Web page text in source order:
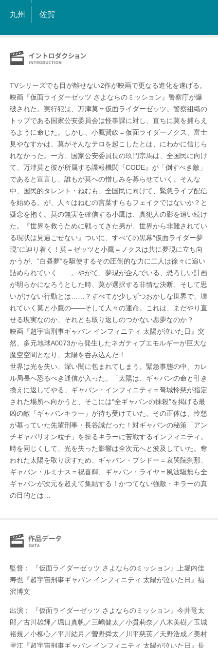
九州 佐賀
TVシリーズでも目が離せない2作が映画で更なる進化を遂げる。
映画『仮面ライダーゼッツ さよならのミッション』警察庁が爆
破された。実行犯は、万津莫＝仮面ライダーゼッツ。警察組織の
トップである国家公安委員会は怪事課に対し、直ちに莫を捕らえ
るように命じた。しかし、小鷹賢政＝仮面ライダーノクス、富士
見やなすかは、莫がそんなテロを起こしたとは、にわかに信じら
れなかった。一方、国家公安委員長の玖門宗馬は、全国民に向け
て、万津莫と彼が所属する諜報機関『CODE』が「倒すべき敵」
であると宣言し、誰もが莫への憎しみを募らせていく。そんな
中、国民的タレント・ねむも、全国民に向けて、緊急ライブ配信
を始める。が、人々はねむの言葉すらもフェイクではないか？と
疑念を抱く。莫の無実を確信する小鷹は、真犯人の影を追い続け
た。『世界を救うために戦ってきた男が、世界から非難されてい
る現状は見過ごせない』ついに、すべての黒幕“仮面ライダー夢
現”に辿り着く！莫＝ゼッツと小鷹＝ノクスは共に夢現に立ち向
かうが、“白昼夢”を駆使するその圧倒的な力に二人は徐々に追い
詰められていく……。やがて、夢現が企んでいる、恐ろしい計画
が明らかになろうとした時、莫が選択する非情な決断、そして思
いがけない行動とは……？すべてが少しずつおかしな世界で、壊
れていく莫と小鷹の――そして人々の運命。これは、まだやり直
せる現実なのか、それとも取り返しのつかない悪夢なのか？
映画『超宇宙刑事ギャバン インフィニティ 太陽が泣いた日』突
然、多元地球A0073から発生したネガティブエモルギーが巨大な
魔空空間となり、太陽を呑み込んだ！
世界は光を失い、深い闇に包まれてしまう。緊急事態の中、カレ
ル局長へ恐るべき通信が入った。「太陽は、ギャバンの命と引き
換えに返してやる」ギャバン・インフィニティ＝弩城怜慈が指定
された場所へ向かうと、そこには“全ギャバンの抹殺”を掲げる最
凶の敵「ギャバンキラー」が待ち受けていた。その正体は、怜慈
が慕っていた先輩刑事・長谷誠だった！対ギャバンの秘策「アン
チギャバリオン粒子」を操るキラーに苦戦するインフィニティ。
時を同じくして、光を失った影響は全次元へと波及していた。奪
われた太陽を取り戻すため、ギャバン・ブシドー＝哀哭院刹那、
ギャバン・ルミナス＝祝喜輝、ギャバン・ライヤ＝風波駆無ら全
ギャバンが次元を超えて集結する！かつてない強敵・キラーの真
の目的とは…
監督： 『仮面ライダーゼッツ さよならのミッション』上堀内佳
寿也『超宇宙刑事ギャバン インフィニティ 太陽が泣いた日』福
沢博文
出演： 『仮面ライダーゼッツ さよならのミッション』今井竜太
郎／古川雄輝／堀口真帆／三嶋健太／小貫莉奈／八木美樹／玉城
裕規／小柳心／平川結月／曽野舜太／川平慈英／天野浩成／美村
里江『超宇宙刑事ギャバン インフィニティ 太陽が泣いた日』長